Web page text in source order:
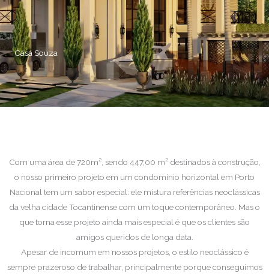
Casa Souza
Com uma área de 720m², sendo 447,00 m² destinados à construção,
o nosso primeiro projeto em um condomínio horizontal em Porto
Nacional tem um sabor especial: ele mistura referências neoclássicas
da velha cidade Tocantinense com um toque contemporâneo. Mas o
que torna esse projeto ainda mais especial é que os clientes são
amigos queridos de longa data.
Apesar de incomum em nossos projetos, o estilo neoclássico é
sempre prazeroso de trabalhar, principalmente porque conseguimos